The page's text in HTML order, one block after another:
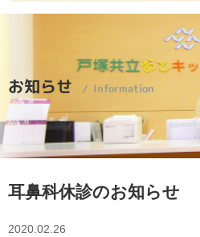
お知らせ Information
耳鼻科休診のお知らせ
2020.02.26